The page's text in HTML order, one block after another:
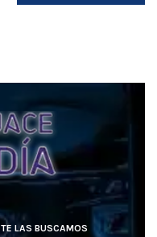
TE LAS BUSCAMOS